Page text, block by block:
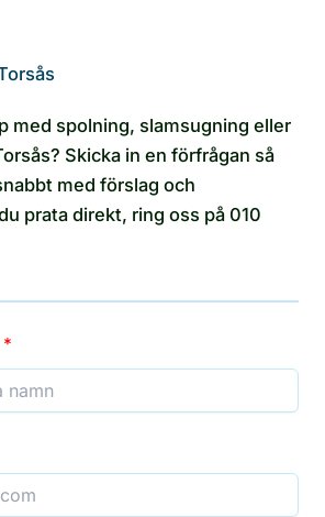
med spolning, slamsugning eller
Skicka in en förfrågan så
med förslag och
prata direkt, ring oss på 010